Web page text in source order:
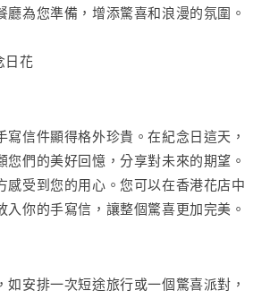
廳為您準備，增添驚喜和浪漫的氛圍。
花
寫信件顯得格外珍貴。在紀念日這天，
您們的美好回憶，分享對未來的期望。
感受到您的用心。您可以在香港花店中
入你的手寫信，讓整個驚喜更加完美。
如安排一次短途旅行或一個驚喜派對，